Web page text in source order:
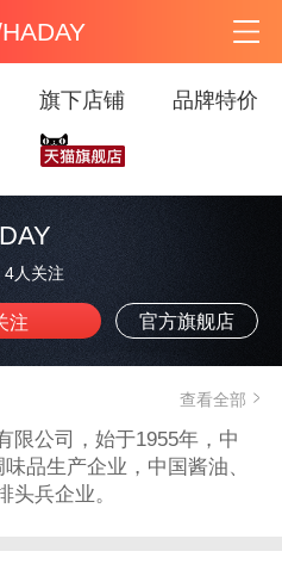
旗下店铺 品牌特价
4人关注
官方旗舰店
查看全部
限公司，始于1955年，中
品生产企业，中国酱油、
头兵企业。